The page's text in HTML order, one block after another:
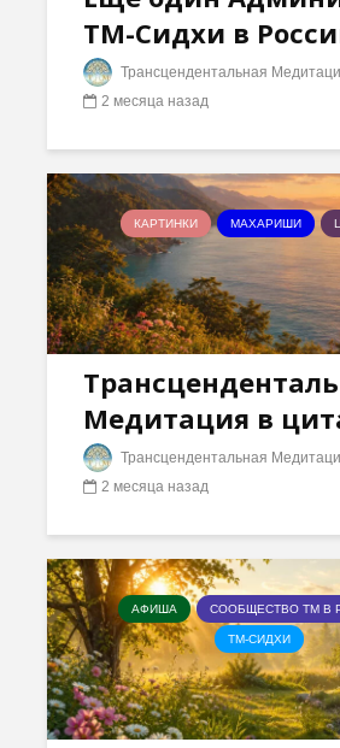
ТМ-Сидхи в
Трансцендентальная
2 месяца назад
КАРТИНКИ МАХАРИШИ
Медитация в
Трансцендентальная
2 месяца назад
АФИША СООБЩЕСТВО ТМ В
ТМ-СИДХИ